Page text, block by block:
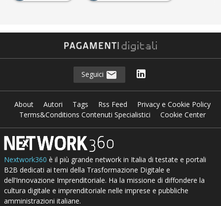
Seguici
About Autori Tags Rss Feed
Privacy e Cookie Policy
Terms&Conditions Contenuti Specialistici
Cookie Center
Nextwork360 è il più grande network in Italia di testate e portali
B2B dedicati ai temi della Trasformazione Digitale e
dell’Innovazione Imprenditoriale. Ha la missione di diffondere la
cultura digitale e imprenditoriale nelle imprese e pubbliche
amministrazioni italiane.